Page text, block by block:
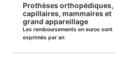
Prothèses orthopédiques,
capillaires, mammaires et
grand appareillage
Les remboursements en euros sont
exprimés par an